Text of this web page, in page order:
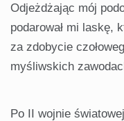
Odjeżdżając mój
podarował mi laskę,
za zdobycie
myśliwskich
Po II wojnie